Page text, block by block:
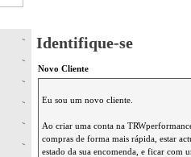
Identifique-se
Novo Cliente
Eu sou um novo cliente.
Ao criar uma conta na
compras de forma mais rápida, estar
estado da sua encomenda, e ficar com